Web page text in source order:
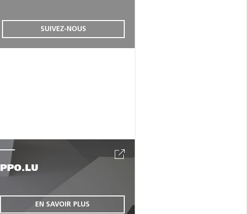
SUIVEZ-NOUS
PPO.LU
EN SAVOIR PLUS